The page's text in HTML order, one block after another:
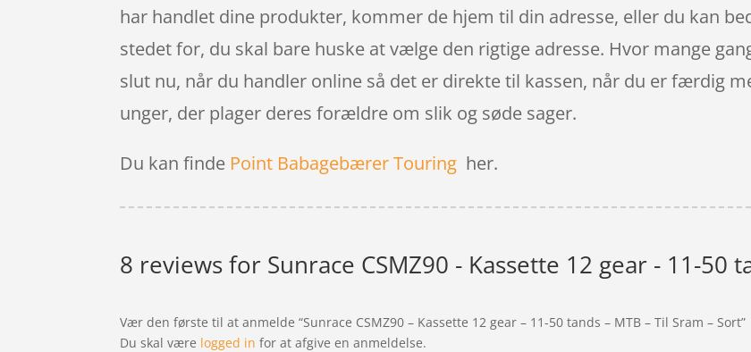
har handlet dine produkter, kommer de hjem til din adresse, eller du kan
stedet for, du skal bare huske at vælge den rigtige adresse. Hvor mange
slut nu, når du handler online så det er direkte til kassen, når du er færdig
unger, der plager deres forældre om slik og søde sager.
Du kan finde Point Babagebærer Touring her.
8 reviews for Sunrace CSMZ90 - Kassette 12 gear - 11-50
Vær den første til at anmelde “Sunrace CSMZ90 – Kassette 12 gear – 11-50 tands – MTB – Til Sram – Sort”
Du skal være logged in for at afgive en anmeldelse.